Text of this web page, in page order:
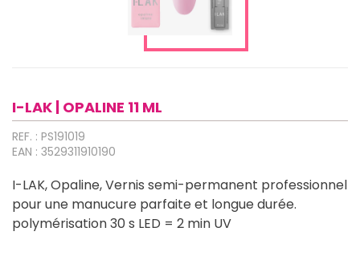
I-LAK | OPALINE 11 ML
REF. : PS191019
EAN : 3529311910190
I-LAK, Opaline, Vernis semi-permanent professionnel
pour une manucure parfaite et longue durée.
polymérisation 30 s LED = 2 min UV